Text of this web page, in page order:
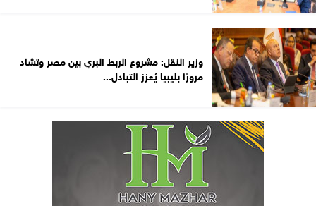
وزير النقل: مشروع الربط البري بين مصر وتشاد
مرورًا بليبيا يُعزز التبادل...